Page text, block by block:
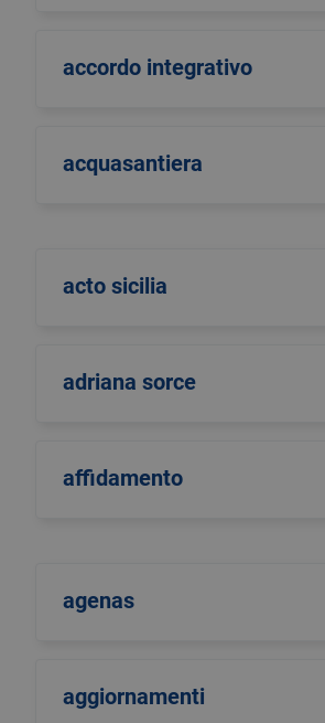
accordo integrativo
acquasantiera
acto sicilia
adriana sorce
affidamento
agenas
aggiornamenti